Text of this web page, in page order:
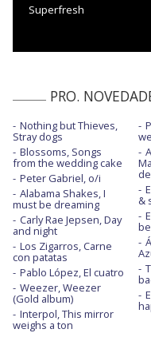
Superfresh
PRO.
Nothing but Thieves,
Stray dogs
Blossoms, Songs
from the wedding cake
Peter Gabriel, o/i
Alabama Shakes, I
must be dreaming
Carly Rae Jepsen, Day
and night
Los Zigarros, Carne
con patatas
Pablo López, El cuatro
Weezer, Weezer
(Gold album)
Interpol, This mirror
weighs a ton
&